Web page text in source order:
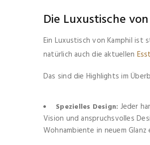
Die Luxustische
Ein Luxustisch von Kamphil
natürlich auch die aktuellen
Das sind die Highlights im
Spezielles Design: Jeder
Vision und anspruchsvolles
Wohnambiente in neuem Glanz